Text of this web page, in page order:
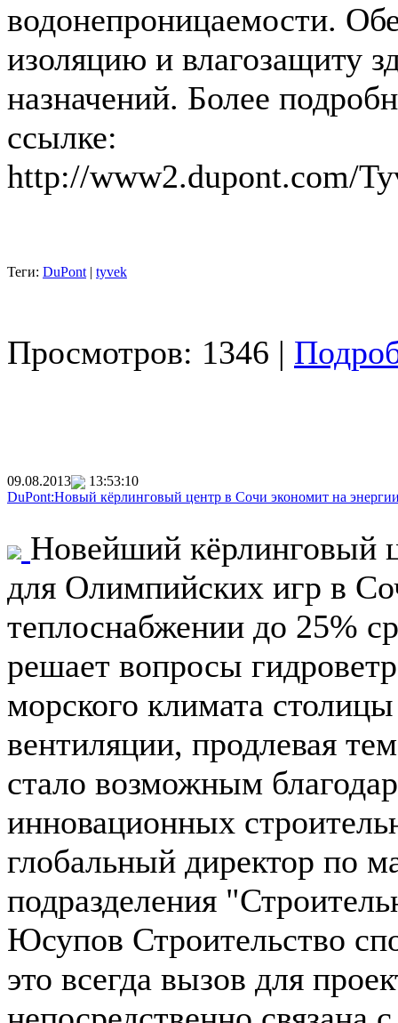
водонепроницаемости.
изоляцию и влагозащиту
назначений. Более
ссылке:
http://www2.dupont.com/
Теги: DuPont | tyvek
Просмотров: 1346 |
09.08.2013
13:53:10
DuPont:Новый кёрлинговый центр в Сочи экономит на
Новейший кёрлинговый
для Олимпийских игр в
теплоснабжении до 25%
решает вопросы
морского климата
вентиляции, продлевая
стало возможным
инновационных
глобальный директор по
подразделения
Юсупов Строительство
это всегда вызов для